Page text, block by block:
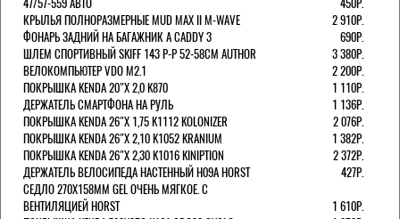
КРЫЛЬЯ ПОЛНОРАЗМЕРНЫЕ MUD MAX II M-WAVE
2 910Р.
ФОНАРЬ ЗАДНИЙ НА БАГАЖНИК A CADDY 3
690Р.
ШЛЕМ СПОРТИВНЫЙ SKIFF 143 Р-Р 52-58СМ AUTHOR
3 380Р.
ВЕЛОКОМПЬЮТЕР VDO M2.1
2 200Р.
ПОКРЫШКА KENDA 20"Х 2,0 K870
1 110Р.
ДЕРЖАТЕЛЬ СМАРТФОНА НА РУЛЬ
1 136Р.
ПОКРЫШКА KENDA 26"Х 1,75 K1112 KOLONIZER
2 076Р.
ПОКРЫШКА KENDA 26"Х 2,10 K1052 KRANIUM
1 382Р.
ПОКРЫШКА KENDA 26"Х 2,30 K1016 KINIPTION
2 372Р.
ДЕРЖАТЕЛЬ ВЕЛОСИПЕДА НАСТЕННЫЙ H09A HORST
427Р.
СЕДЛО 270Х158ММ GEL ОЧЕНЬ МЯГКОЕ. С
ВЕНТИЛЯЦИЕЙ HORST
1 610Р.